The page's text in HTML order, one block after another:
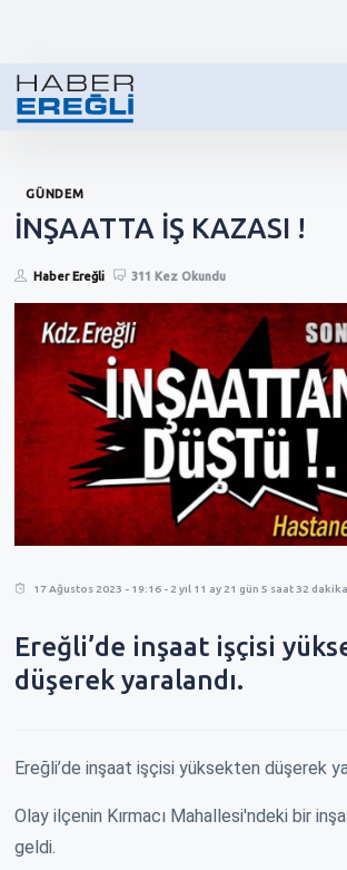
GÜNDEM
İNŞAATTA İŞ KAZASI !
Haber Ereğli 311 Kez Okundu
17 Ağustos 2023 - 19:16 - 2 yıl 11 ay 21 gün 5 saat 32
Ereğli’de inşaat işçisi
düşerek yaralandı.
Ereğli’de inşaat işçisi yüksekten düşerek
Olay ilçenin Kırmacı Mahallesi'ndeki bir
geldi.